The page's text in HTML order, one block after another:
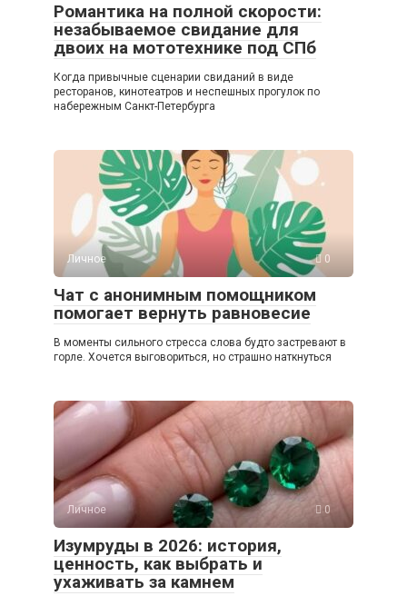
Романтика на полной скорости:
незабываемое свидание для
двоих на мототехнике под СПб
Когда привычные сценарии свиданий в виде
ресторанов, кинотеатров и неспешных прогулок по
набережным Санкт-Петербурга
Личное 0
Чат с анонимным помощником
помогает вернуть равновесие
В моменты сильного стресса слова будто застревают в
горле. Хочется выговориться, но страшно наткнуться
Личное 0
Изумруды в 2026: история,
ценность, как выбрать и
ухаживать за камнем